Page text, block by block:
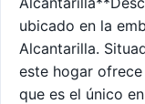
ubicado en la
Alcantarilla.
este hogar
que es el único